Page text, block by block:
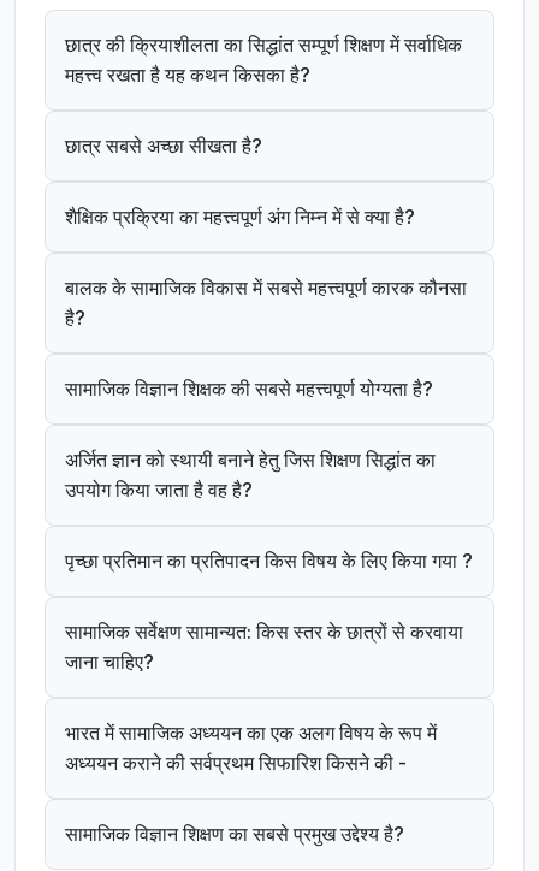
छात्र की क्रियाशीलता का सिद्धांत सम्पूर्ण शिक्षण में सर्वाधिक
महत्त्व रखता है यह कथन किसका है?
छात्र सबसे अच्छा सीखता है?
शैक्षिक प्रक्रिया का महत्त्वपूर्ण अंग निम्न में से क्या है?
बालक के सामाजिक विकास में सबसे महत्त्वपूर्ण कारक कौनसा
है?
सामाजिक विज्ञान शिक्षक की सबसे महत्त्वपूर्ण योग्यता है?
अर्जित ज्ञान को स्थायी बनाने हेतु जिस शिक्षण सिद्धांत का
उपयोग किया जाता है वह है?
पृच्छा प्रतिमान का प्रतिपादन किस विषय के लिए किया गया ?
सामाजिक सर्वेक्षण सामान्यत: किस स्तर के छात्रों से करवाया
जाना चाहिए?
भारत में सामाजिक अध्ययन का एक अलग विषय के रूप में
अध्ययन कराने की सर्वप्रथम सिफारिश किसने की -
सामाजिक विज्ञान शिक्षण का सबसे प्रमुख उद्देश्य है?